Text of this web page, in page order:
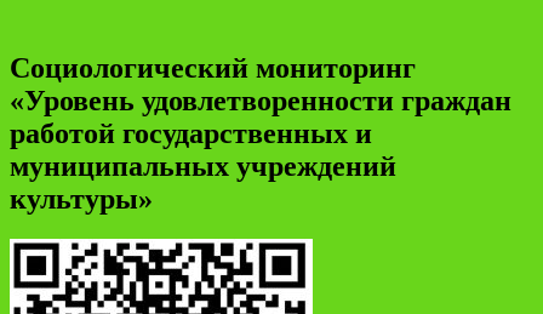
Социологический мониторинг
«Уровень удовлетворенности граждан
работой государственных и
муниципальных учреждений
культуры»